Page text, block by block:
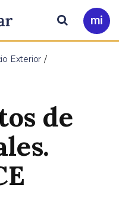
Ir
a
Buscar
Exterior
de